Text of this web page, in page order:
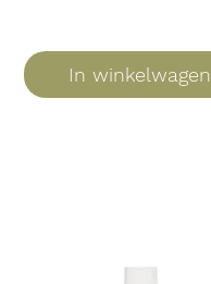
In winkelwagen